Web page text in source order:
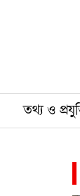
তথ্য ও